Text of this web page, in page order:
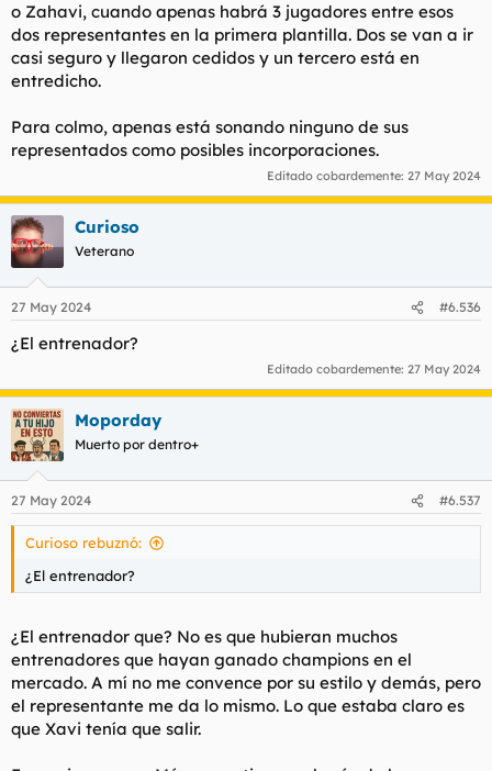
o Zahavi, cuando apenas habrá 3 jugadores entre esos
dos representantes en la primera plantilla. Dos se van a ir
casi seguro y llegaron cedidos y un tercero está en
entredicho.
Para colmo, apenas está sonando ninguno de sus
representados como posibles incorporaciones.
Editado cobardemente: 27 May 2024
Curioso
Veterano
27 May 2024 #6.536
¿El entrenador?
Editado cobardemente: 27 May 2024
Moporday
Muerto por dentro+
27 May 2024 #6.537
Curioso rebuznó:
¿El entrenador?
¿El entrenador que? No es que hubieran muchos
entrenadores que hayan ganado champions en el
mercado. A mí no me convence por su estilo y demás, pero
el representante me da lo mismo. Lo que estaba claro es
que Xavi tenía que salir.